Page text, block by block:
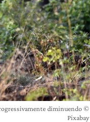
diminuendo ©
Pixabay